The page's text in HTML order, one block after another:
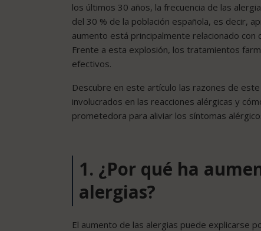
los últimos 30 años, la frecuencia de las
del 30 % de la población española, es decir,
aumento está principalmente relacionado
Frente a esta explosión, los tratamientos
efectivos.
Descubre en este artículo las razones de
involucrados en las reacciones alérgicas y
prometedora para aliviar los síntomas
1. ¿Por qué ha
alergias?
El aumento de las alergias puede explicarse